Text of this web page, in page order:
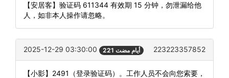
【安居客】验证码 611344 有效期 15 分钟，勿泄漏给他
人，如非本人操作请忽略。
2025-12-29 03:30:00 221 أيام مضت 223223357852
【小影】2491（登录验证码）。工作人员不会向您索要，